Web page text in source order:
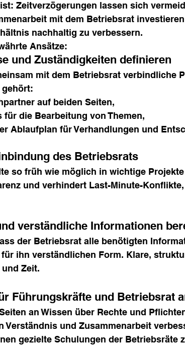
Zeitverzögerungen lassen sich
mit dem Betriebsrat
nachhaltig zu verbessern.
Ansätze:
und Zuständigkeiten definieren
mit dem Betriebsrat verbindliche
gehört:
auf beiden Seiten,
für die Bearbeitung von Themen,
Ablaufplan für Verhandlungen und
des Betriebsrats
so früh wie möglich in wichtige
und verhindert Last-Minute-
verständliche Informationen
der Betriebsrat alle benötigten
ihn verständlichen Form. Klare,
Zeit.
Führungskräfte und Betriebsrat
an Wissen über Rechte und
Verständnis und Zusammenarbeit
gezielte Schulungen der Betriebsräte